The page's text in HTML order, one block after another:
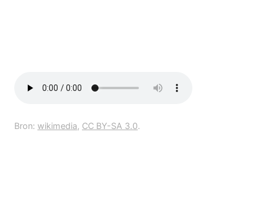
Bron: wikimedia, CC BY-SA 3.0.